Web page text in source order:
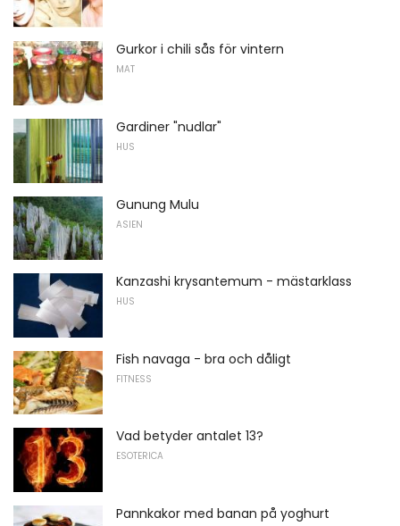
Gurkor i chili sås för vintern
MAT
Gardiner "nudlar"
HUS
Gunung Mulu
ASIEN
Kanzashi krysantemum - mästarklass
HUS
Fish navaga - bra och dåligt
FITNESS
Vad betyder antalet 13?
ESOTERICA
Pannkakor med banan på yoghurt